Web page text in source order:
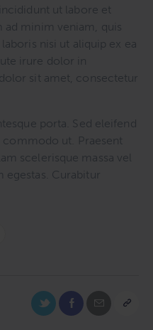
ut labore et
ad minim veniam, quis
nisi ut aliquip ex ea
irure dolor in
sit amet, consectetur
porta. Sed eleifend
commodo ut. Praesent
scelerisque massa vel
egestas. Curabitur